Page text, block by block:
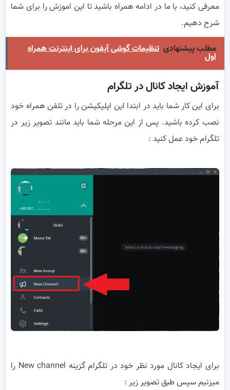
معرفی کنید، با ما در ادامه همراه باشید تا این اموزش را برای شما
شرح دهیم.
مطلب پیشنهادی تنظیمات گوشی آیفون برای اینترنت همراه
اول
آموزش ایجاد کانال در تلگرام
برای این کار شما باید در ابتدا این اپلیکیشن را در تلفن همراه خود
نصب کرده باشید. پس از این مرحله شما باید مانند تصویر زیر در
تلگرام خود عمل کنید :
برای ایجاد کانال مورد نظر خود در تلگرام گزینه New channel را
میزنیم سپس طبق تصویر زیر :